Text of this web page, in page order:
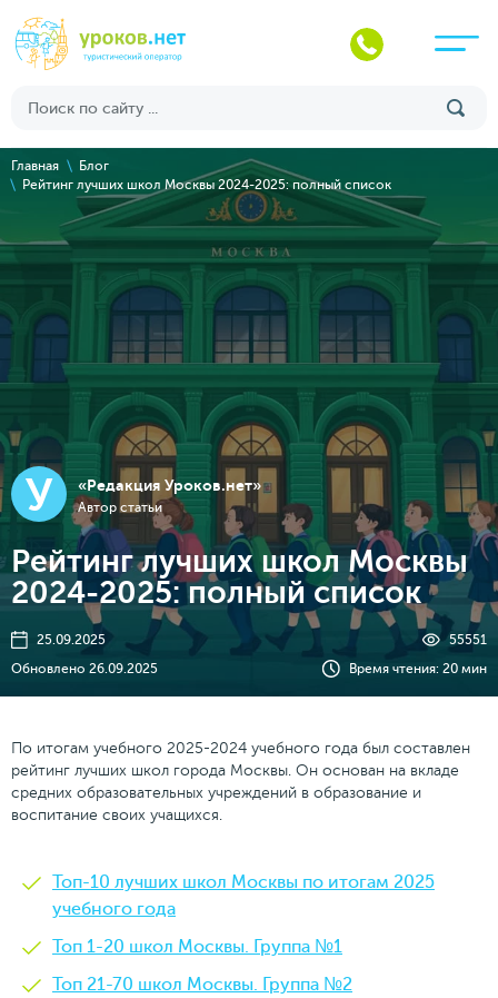
Главная
Блог
Рейтинг лучших школ Москвы 2024-2025: полный список
У «Редакция Уроков.нет»
Автор статьи
Рейтинг лучших школ Москвы
2024-2025: полный список
25.09.2025
55551
Обновлено 26.09.2025
Время чтения: 20 мин
По итогам учебного 2025-2024 учебного года был составлен
рейтинг лучших школ города Москвы. Он основан на вкладе
средних образовательных учреждений в образование и
воспитание своих учащихся.
Топ-10 лучших школ Москвы по итогам 2025
учебного года
Топ 1-20 школ Москвы. Группа №1
Топ 21-70 школ Москвы. Группа №2